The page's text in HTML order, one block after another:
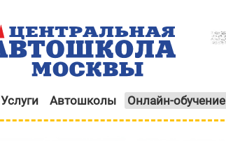
Услуги Автошколы Онлайн-обучение